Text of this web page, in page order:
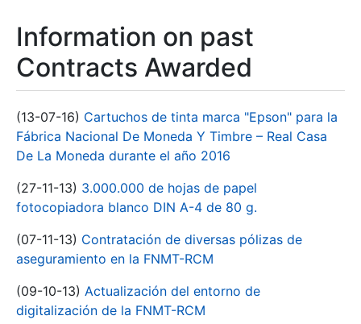
Information on past
Contracts Awarded
(13-07-16) Cartuchos de tinta marca "Epson" para la
Fábrica Nacional De Moneda Y Timbre – Real Casa
De La Moneda durante el año 2016
(27-11-13) 3.000.000 de hojas de papel
fotocopiadora blanco DIN A-4 de 80 g.
(07-11-13) Contratación de diversas pólizas de
aseguramiento en la FNMT-RCM
(09-10-13) Actualización del entorno de
digitalización de la FNMT-RCM